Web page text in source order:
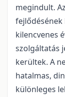
megindult.
fejlődésének
kilencvenes
szolgáltatás
kerültek. A
hatalmas,
különleges